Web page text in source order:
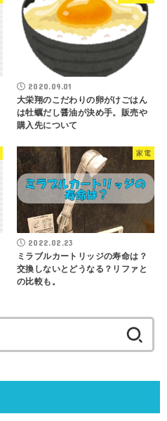
2020.09.01
大栄翔のこだわりの卵がけごはん
は牡蠣だし醤油が決め手。販売や
購入先について
家電
2022.02.23
ミラブルカートリッジの寿命は？
交換しないとどうなる？リファと
の比較も。
索: